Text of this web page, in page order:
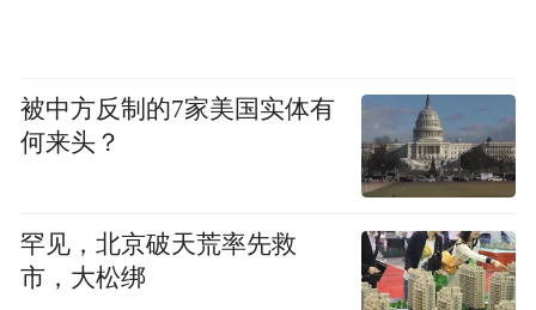
被中方反制的7家美国实体有
何来头？
罕见，北京破天荒率先救
市，大松绑